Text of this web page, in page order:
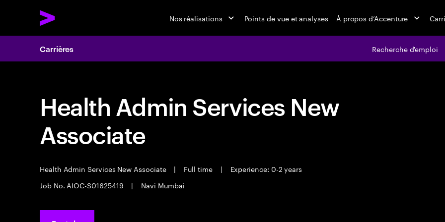
Nos réalisations Points de vue et analyses À propos d’Accenture
Carrières Recherche d'emploi
Health Admin Services New
Associate
Health Admin Services New Associate | Full time |
Experience: 0-2 years
Job No. AIOC-S01625419
| Navi Mumbai